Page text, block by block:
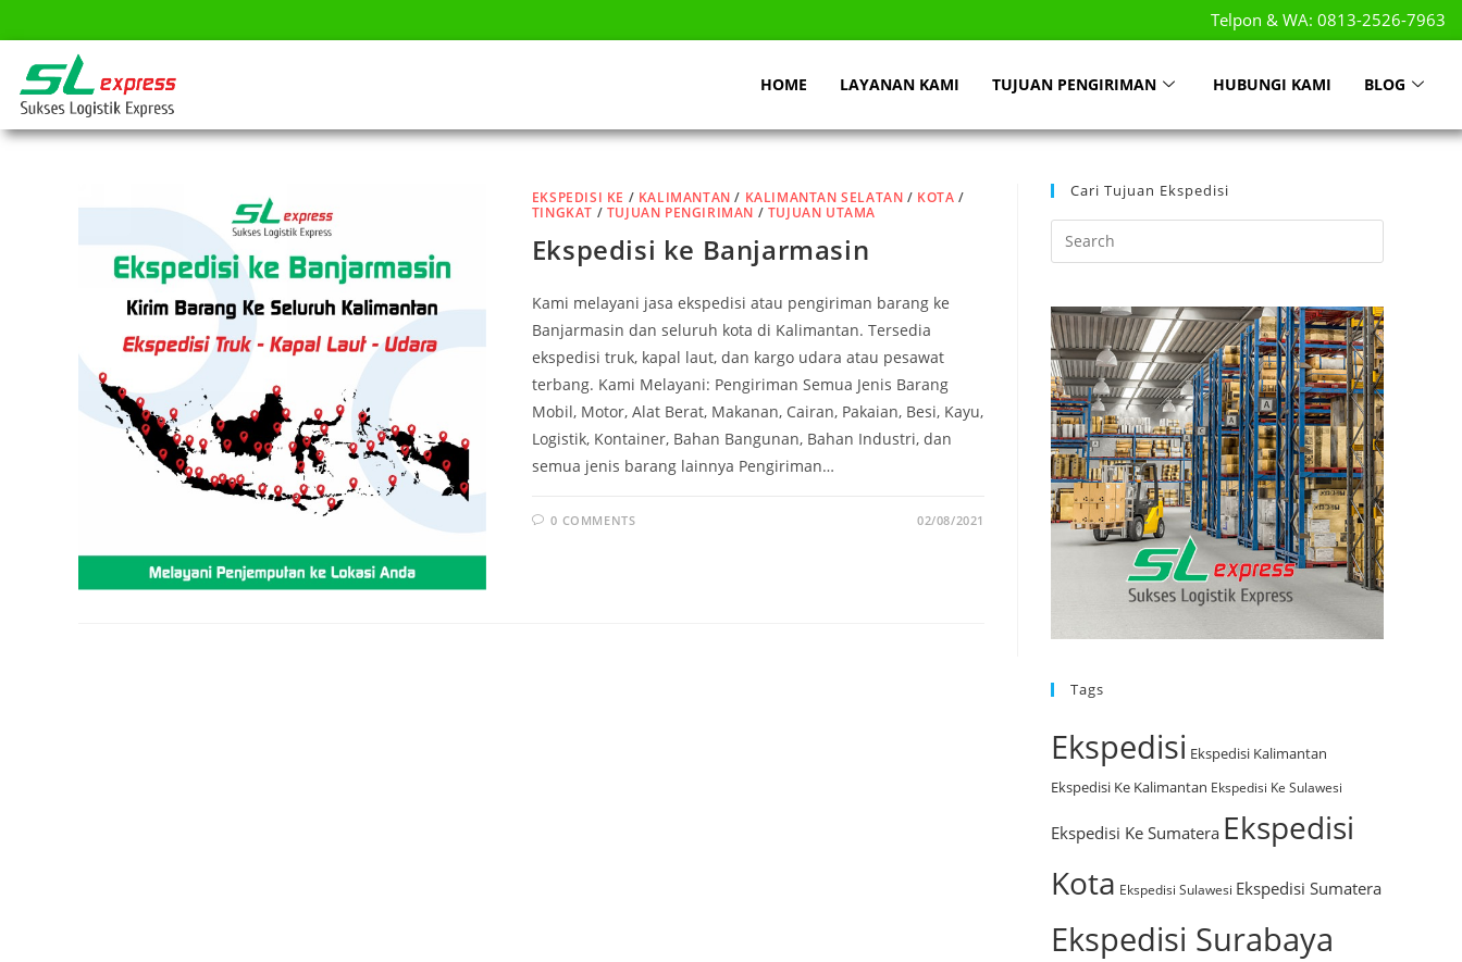
Telpon & WA: 0813-2526-7963
HOME LAYANAN KAMI TUJUAN PENGIRIMAN HUBUNGI KAMI BLOG
EKSPEDISI KE / KALIMANTAN / KALIMANTAN SELATAN / KOTA /
TINGKAT / TUJUAN PENGIRIMAN / TUJUAN UTAMA
Ekspedisi ke Banjarmasin
Kami melayani jasa ekspedisi atau pengiriman barang ke
Banjarmasin dan seluruh kota di Kalimantan. Tersedia
ekspedisi truk, kapal laut, dan kargo udara atau pesawat
terbang. Kami Melayani: Pengiriman Semua Jenis Barang
Mobil, Motor, Alat Berat, Makanan, Cairan, Pakaian, Besi, Kayu,
Logistik, Kontainer, Bahan Bangunan, Bahan Industri, dan
semua jenis barang lainnya Pengiriman…
0 COMMENTS 02/08/2021
Cari Tujuan Ekspedisi
Tags
Ekspedisi Ekspedisi Kalimantan
Ekspedisi Ke Kalimantan Ekspedisi Ke Sulawesi
Ekspedisi Ke Sumatera Ekspedisi
Kota Ekspedisi Sulawesi Ekspedisi Sumatera
Ekspedisi Surabaya